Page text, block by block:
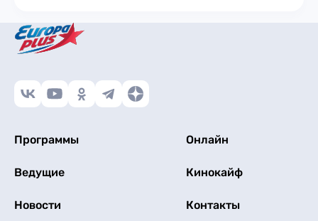
Программы Онлайн
Ведущие Кинокайф
Новости Контакты